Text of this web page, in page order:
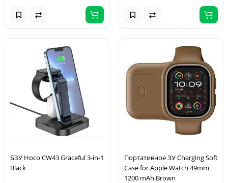
БЗУ Hoco CW43 Graceful 3-in-1
Black
Портативное ЗУ Charging Soft
Case for Apple Watch 49mm
1200 mAh Brown